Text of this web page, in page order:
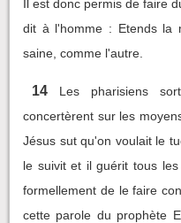
Il est donc permis de faire
dit à l'homme : Etends la
saine, comme l'autre.
14
Les pharisiens
concertèrent sur les
Jésus sut qu'on voulait le
le suivit et il guérit tous les
formellement de le faire
cette parole du prophète